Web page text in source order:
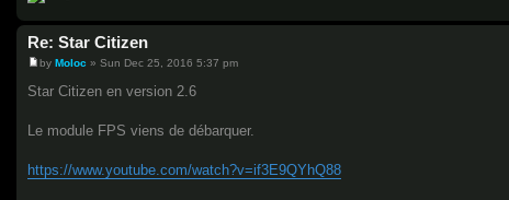
Re: Star Citizen
P
s
by Moloc » Sun Dec 25, 2016 5:37 pm
Star Citizen en version 2.6
Le module FPS viens de débarquer.
https://www.youtube.com/watch?v=if3E9QYhQ88